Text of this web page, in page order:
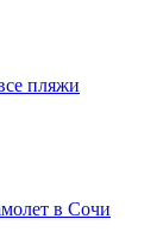
пляжи
в Сочи